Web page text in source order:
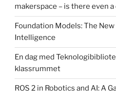
makerspace – is there even
Foundation Models: The
Intelligence
En dag med
klassrummet
ROS 2 in Robotics and AI: A